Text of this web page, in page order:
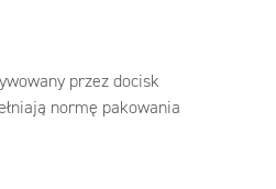
przez docisk
normę pakowania